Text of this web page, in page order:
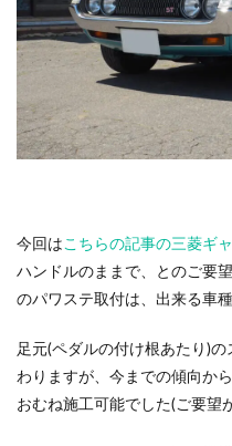
今回はこちらの記事の三菱ギ
ハンドルのままで、とのご要
のパワステ取付は、出来る車
足元(ペダルの付け根あたり)
わりますが、今までの傾向か
おむね施工可能でした(ご要望